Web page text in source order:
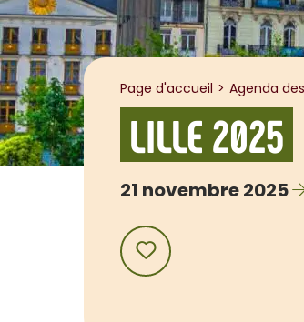
Page d'accueil Agenda
LILLE 2025
21 novembre 2025
AJOUTER AUX FAVORIS